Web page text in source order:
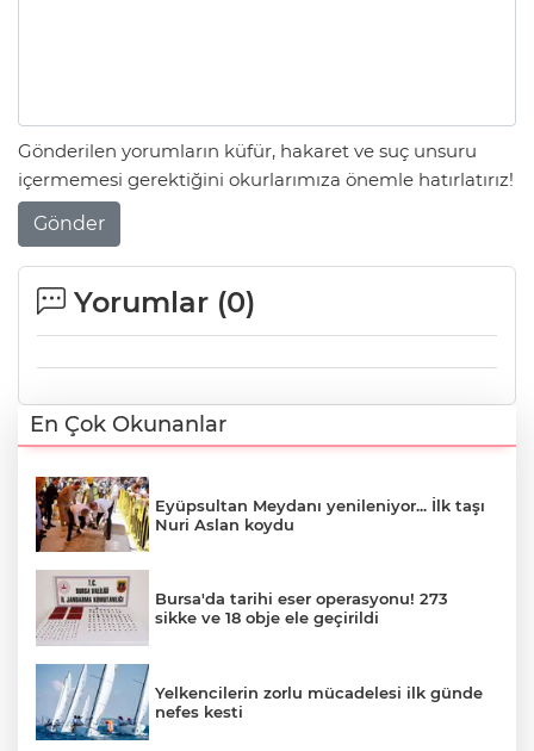
Gönderilen yorumların küfür, hakaret ve suç unsuru
içermemesi gerektiğini okurlarımıza önemle hatırlatırız!
Gönder
Yorumlar (0)
En Çok Okunanlar
Eyüpsultan Meydanı yenileniyor... İlk taşı
Nuri Aslan koydu
Bursa'da tarihi eser operasyonu! 273
sikke ve 18 obje ele geçirildi
Yelkencilerin zorlu mücadelesi ilk günde
nefes kesti